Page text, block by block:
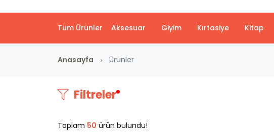
Tüm Ürünler Aksesuar Giyim Kırtasiye Kitap
Anasayfa Ürünler
Filtreler
Toplam 50 ürün bulundu!